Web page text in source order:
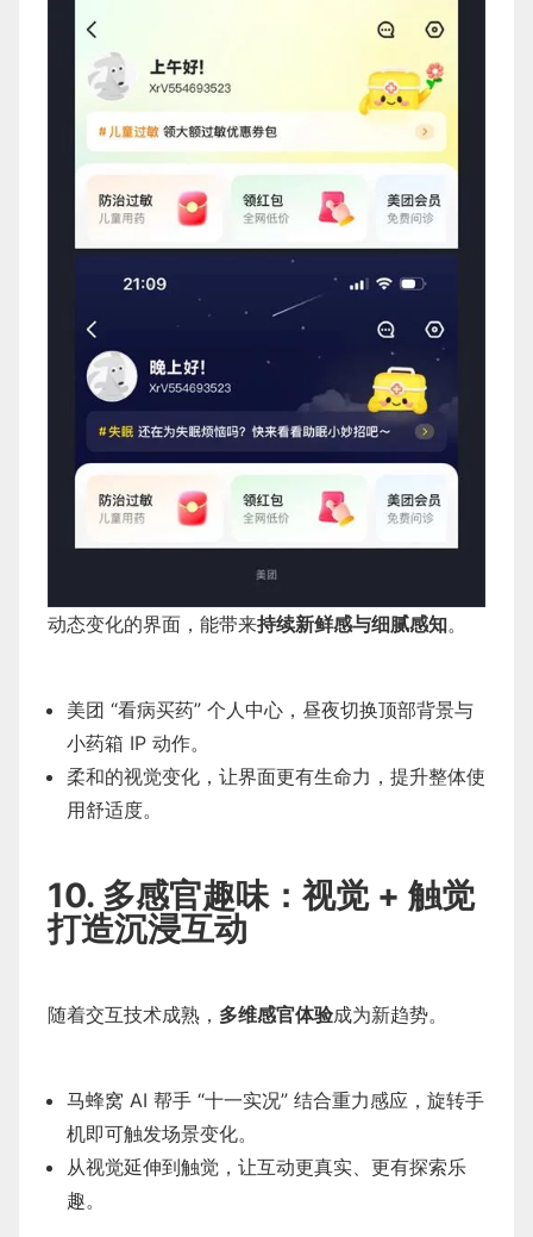
动态变化的界面，能带来持续新鲜感与细腻感知。
美团 “看病买药” 个人中心，昼夜切换顶部背景与
小药箱 IP 动作。
柔和的视觉变化，让界面更有生命力，提升整体使
用舒适度。
10. 多感官趣味：视觉 + 触觉
打造沉浸互动
随着交互技术成熟， 多维感官体验成为新趋势。
马蜂窝 AI 帮手 “十一实况” 结合重力感应，旋转手
机即可触发场景变化。
从视觉延伸到触觉，让互动更真实、更有探索乐
趣。